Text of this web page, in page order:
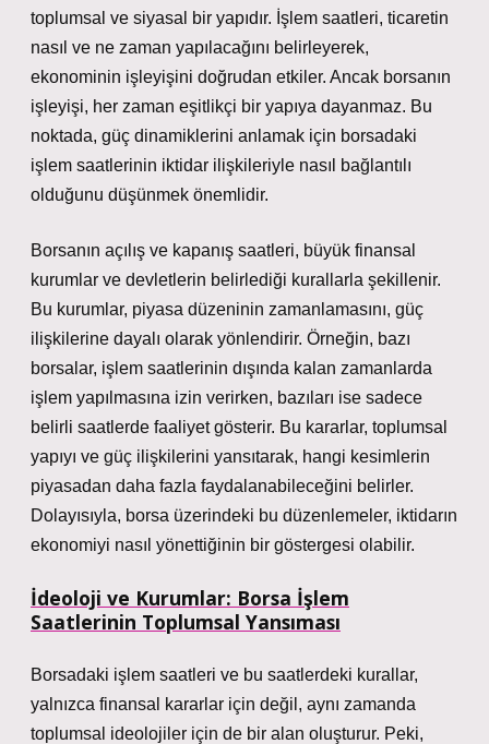
toplumsal ve siyasal bir yapıdır. İşlem saatleri, ticaretin
nasıl ve ne zaman yapılacağını belirleyerek,
ekonominin işleyişini doğrudan etkiler. Ancak borsanın
işleyişi, her zaman eşitlikçi bir yapıya dayanmaz. Bu
noktada, güç dinamiklerini anlamak için borsadaki
işlem saatlerinin iktidar ilişkileriyle nasıl bağlantılı
olduğunu düşünmek önemlidir.
Borsanın açılış ve kapanış saatleri, büyük finansal
kurumlar ve devletlerin belirlediği kurallarla şekillenir.
Bu kurumlar, piyasa düzeninin zamanlamasını, güç
ilişkilerine dayalı olarak yönlendirir. Örneğin, bazı
borsalar, işlem saatlerinin dışında kalan zamanlarda
işlem yapılmasına izin verirken, bazıları ise sadece
belirli saatlerde faaliyet gösterir. Bu kararlar, toplumsal
yapıyı ve güç ilişkilerini yansıtarak, hangi kesimlerin
piyasadan daha fazla faydalanabileceğini belirler.
Dolayısıyla, borsa üzerindeki bu düzenlemeler, iktidarın
ekonomiyi nasıl yönettiğinin bir göstergesi olabilir.
İdeoloji ve Kurumlar: Borsa İşlem
Saatlerinin Toplumsal Yansıması
Borsadaki işlem saatleri ve bu saatlerdeki kurallar,
yalnızca finansal kararlar için değil, aynı zamanda
toplumsal ideolojiler için de bir alan oluşturur. Peki,